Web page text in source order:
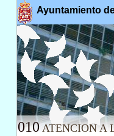
Ayuntamiento
010 ATENCION A